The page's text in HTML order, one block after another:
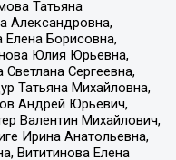
Татьяна
Александровна,
Борисовна,
Юлия Юрьевна,
Сергеевна,
Татьяна Михайловна,
Андрей Юрьевич,
Валентин Михайлович,
Ирина Анатольевна,
Вититинова Елена